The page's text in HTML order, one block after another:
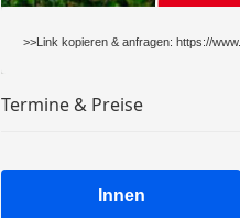
>>Link kopieren & anfragen: https://
Termine & Preise
Innen